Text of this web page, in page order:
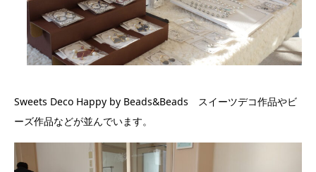
Sweets Deco Happy by Beads&Beads スイーツデコ作品やビ
ーズ作品などが並んでいます。